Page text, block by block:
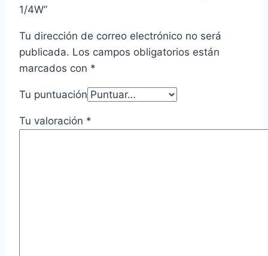
1/4W”
Tu dirección de correo electrónico no será
publicada. Los campos obligatorios están
marcados con *
Tu puntuación
Tu valoración *